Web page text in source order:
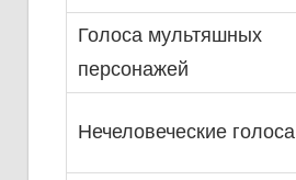
Голоса мультяшных
персонажей
Нечеловеческие голоса